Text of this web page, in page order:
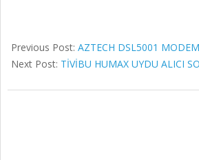
Previous Post: AZTECH DSL5001
Next Post: TİVİBU HUMAX UYDU ALICI